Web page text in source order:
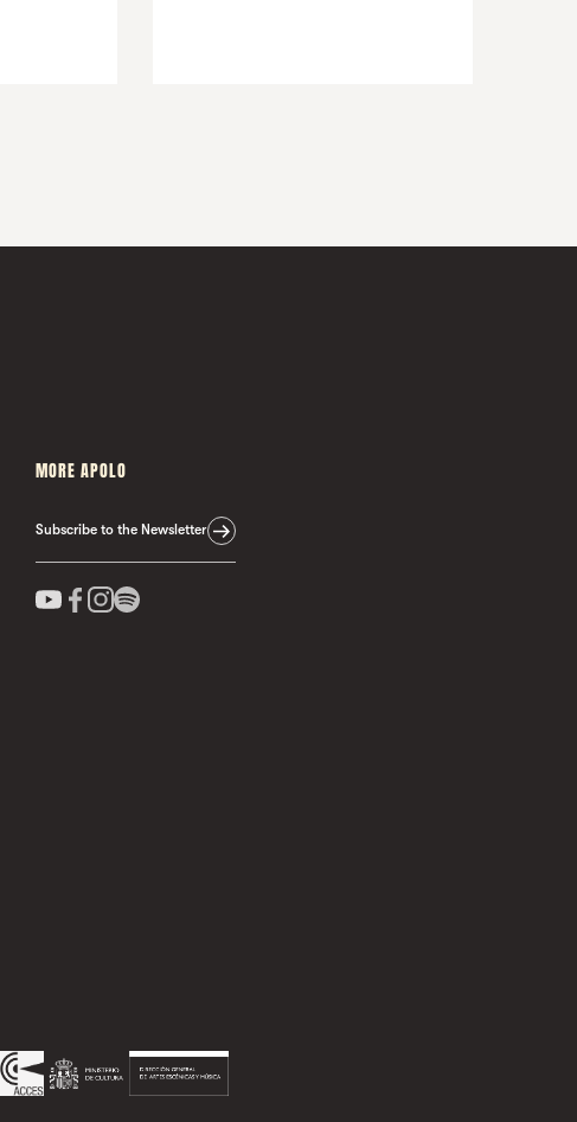
MORE APOLO
Subscribe to the Newsletter